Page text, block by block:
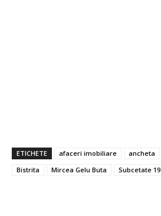
ETICHETE afaceri imobiliare ancheta
Bistrita
Mircea Gelu Buta Subcetate 19